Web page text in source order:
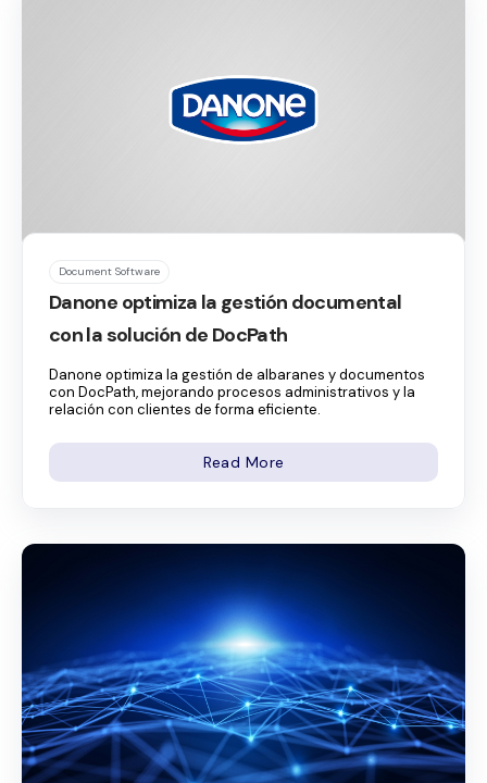
Document Software
Danone optimiza la gestión documental
con la solución de DocPath
Danone optimiza la gestión de albaranes y documentos
con DocPath, mejorando procesos administrativos y la
relación con clientes de forma eficiente.
Read More